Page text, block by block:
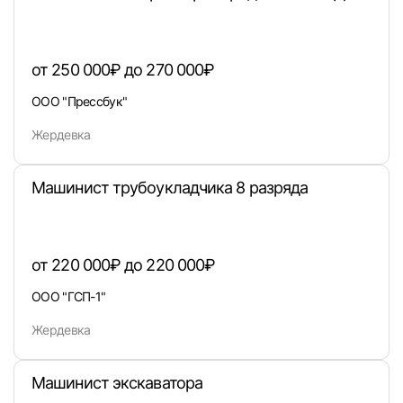
Войти с VK ID
Вход по коду
от 250 000₽ до 270 000₽
ООО "Прессбук"
Жердевка
Машинист трубоукладчика 8 разряда
от 220 000₽ до 220 000₽
ООО "ГСП-1"
Жердевка
Машинист экскаватора